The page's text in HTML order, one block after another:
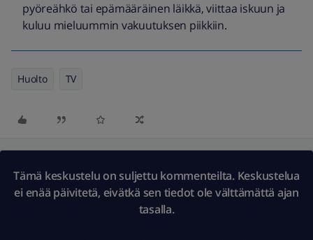
pyöreähkö tai epämääräinen läikkä, viittaa iskuun ja
kuluu mieluummin vakuutuksen piikkiin.
Huolto TV
Tämä keskustelu on suljettu kommenteilta. Keskustelua
ei enää päivitetä, eivätkä sen tiedot ole välttämättä ajan
tasalla.